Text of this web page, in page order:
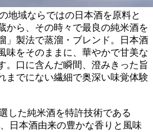
地域ならではの日本酒を原料と
から、その時々で最良の純米酒を
」製法で蒸溜・ブレンド。日本酒
味をそのままに、華やかで甘美な
。口に含んだ瞬間、澄みきった旨
までにない繊細で奥深い味覚体験
した純米酒を特許技術である
日本酒由来の豊かな香りと風味